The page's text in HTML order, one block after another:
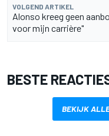
VOLGEND ARTIKEL
Alonso kreeg geen
voor mijn carrière"
BESTE
BEKIJK